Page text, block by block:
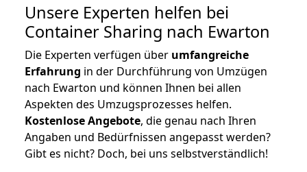
Unsere Experten helfen bei
Container Sharing nach Ewarton
Die Experten verfügen über umfangreiche
Erfahrung in der Durchführung von Umzügen
nach Ewarton und können Ihnen bei allen
Aspekten des Umzugsprozesses helfen.
Kostenlose Angebote, die genau nach Ihren
Angaben und Bedürfnissen angepasst werden?
Gibt es nicht? Doch, bei uns selbstverständlich!